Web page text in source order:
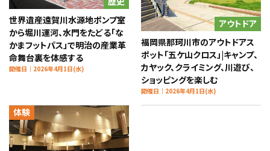
世界遺産遠賀川水源地ポンプ室
から堀川運河、水門をたどる「な
かまフットパス」で明治の産業革
命舞台裏を体感する
開催日｜2026年4月1日(水)
アウトドア
福岡県那珂川市のアウトドアス
ポット「五ケ山クロス」|キャンプ、
カヤック、クライミング、川遊び、
ショッピングを楽しむ
開催日｜2026年4月1日(水)
体験